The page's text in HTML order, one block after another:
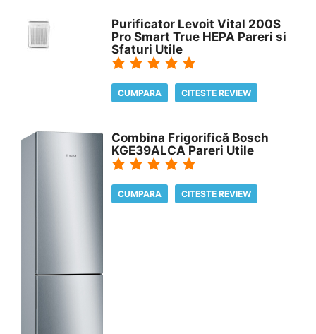
Purificator Levoit Vital 200S
Pro Smart True HEPA Pareri si
Sfaturi Utile
CUMPARA CITESTE REVIEW
Combina Frigorifică Bosch
KGE39ALCA Pareri Utile
CUMPARA CITESTE REVIEW